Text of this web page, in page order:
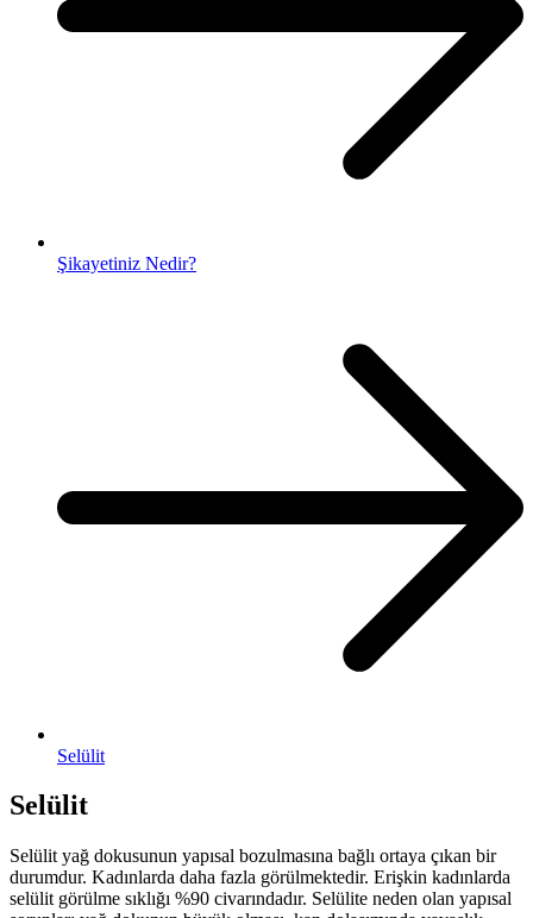
Şikayetiniz Nedir?
Selülit
Selülit
Selülit yağ dokusunun yapısal bozulmasına bağlı ortaya çıkan bir
durumdur. Kadınlarda daha fazla görülmektedir. Erişkin kadınlarda
selülit görülme sıklığı %90 civarındadır. Selülite neden olan yapısal